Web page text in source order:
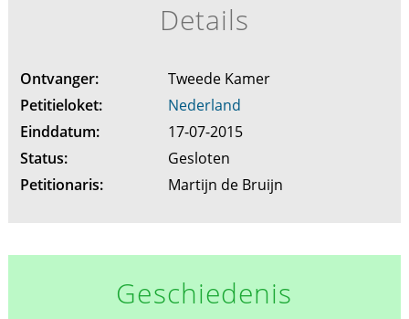
Details
Ontvanger:
Tweede Kamer
Petitieloket:
Nederland
Einddatum:
17-07-2015
Status:
Gesloten
Petitionaris:
Martijn de Bruijn
Geschiedenis